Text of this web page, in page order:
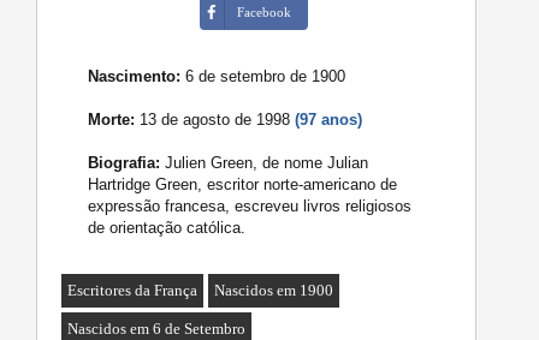
Facebook
Nascimento: 6 de setembro de 1900
Morte: 13 de agosto de 1998(97 anos)
Biografia: Julien Green, de nome Julian
Hartridge Green, escritor norte-americano de
expressão francesa, escreveu livros religiosos
de orientação católica.
Escritores da França Nascidos em 1900
Nascidos em 6 de Setembro